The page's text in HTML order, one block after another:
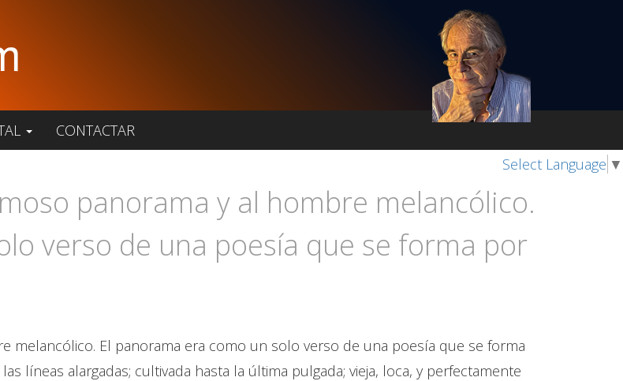
CONTACTAR
Select Language ▼
panorama y al hombre melancólico.
verso de una poesía que se forma por
melancólico. El panorama era como un solo verso de una poesía que se forma
líneas alargadas; cultivada hasta la última pulgada; vieja, loca, y perfectamente